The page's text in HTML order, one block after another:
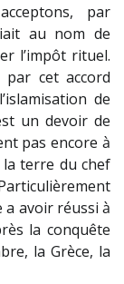
par
au nom de
l’impôt rituel.
cet accord
de
un devoir de
pas encore à
la terre du chef
a avoir réussi à
la conquête
la Grèce, la